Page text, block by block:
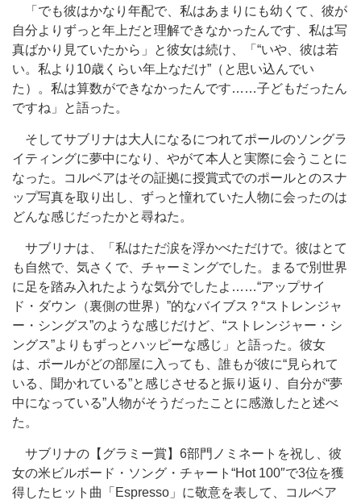
「でも彼はかなり年配で、私はあまりにも幼くて、彼が
自分よりずっと年上だと理解できなかったんです、私は写
真ばかり見ていたから」と彼女は続け、「“いや、彼は若
い。私より10歳くらい年上なだけ”（と思い込んでい
た）。私は算数ができなかったんです……子どもだったん
ですね」と語った。
そしてサブリナは大人になるにつれてポールのソングラ
イティングに夢中になり、やがて本人と実際に会うことに
なった。コルベアはその証拠に授賞式でのポールとのスナ
ップ写真を取り出し、ずっと憧れていた人物に会ったのは
どんな感じだったかと尋ねた。
サブリナは、「私はただ涙を浮かべただけで。彼はとて
も自然で、気さくで、チャーミングでした。まるで別世界
に足を踏み入れたような気分でしたよ……“アップサイ
ド・ダウン（裏側の世界）”的なバイブス？“ストレンジャ
ー・シングス”のような感じだけど、“ストレンジャー・シ
ングス”よりもずっとハッピーな感じ」と語った。彼女
は、ポールがどの部屋に入っても、誰もが彼に“見られて
いる、聞かれている”と感じさせると振り返り、自分が“夢
中になっている”人物がそうだったことに感激したと述べ
た。
サブリナの【グラミー賞】6部門ノミネートを祝し、彼
女の米ビルボード・ソング・チャート“Hot 100″で3位を獲
得したヒット曲「Espresso」に敬意を表して、コルベア